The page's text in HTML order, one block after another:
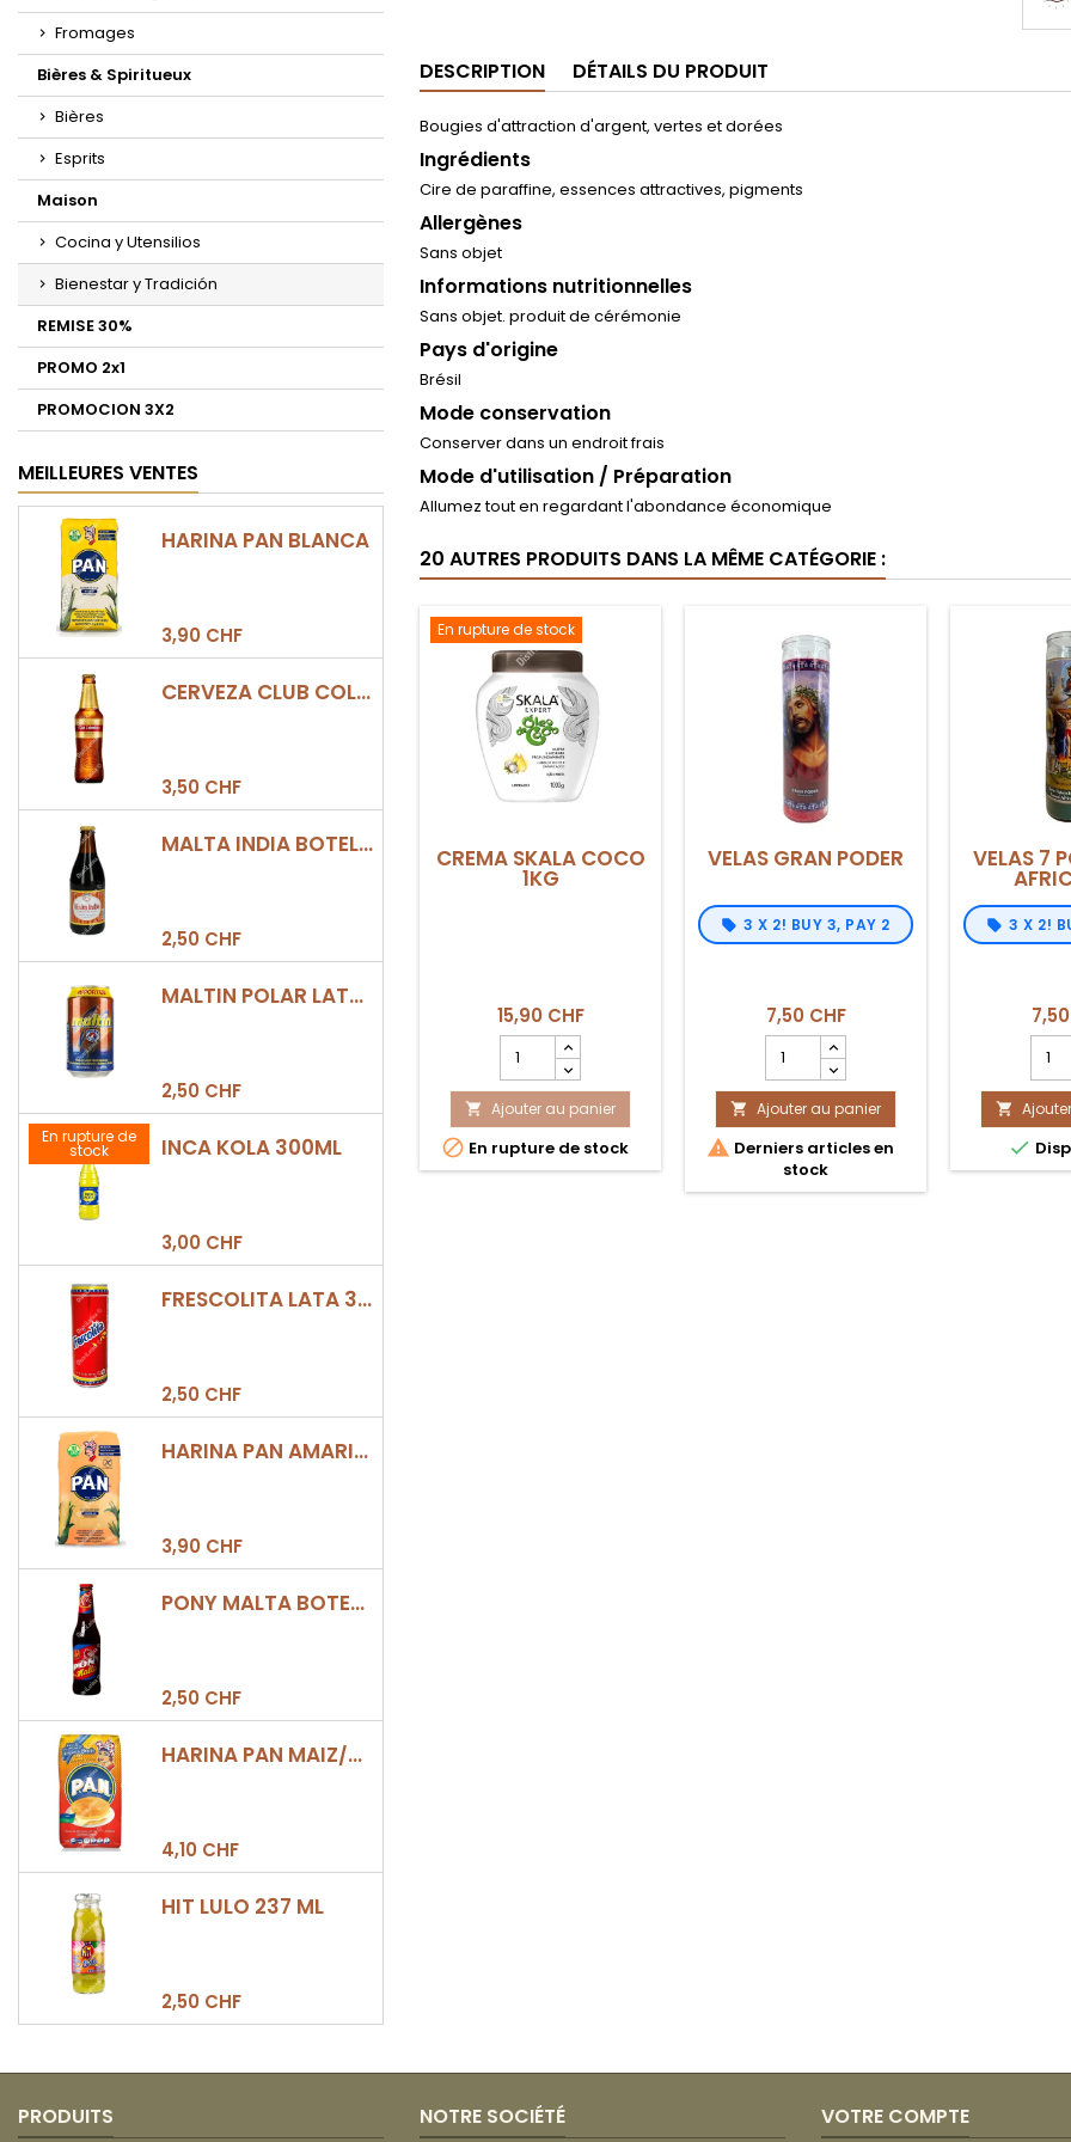
Fromages
Bières & Spiritueux
Bières
Esprits
Maison
Cocina y Utensilios
Bienestar y Tradición
REMISE 30%
PROMO 2x1
PROMOCION 3X2
MEILLEURES VENTES
HARINA PAN BLANCA
3,90 CHF
CERVEZA CLUB COLOMBIA DORADA BOTELLA 330ML
3,50 CHF
MALTA INDIA BOTELLA 355ML
2,50 CHF
MALTIN POLAR LATA 330ML
2,50 CHF
En rupture de
stock INCA KOLA 300ML
3,00 CHF
FRESCOLITA LATA 330ML
2,50 CHF
HARINA PAN AMARILLA
3,90 CHF
PONY MALTA BOTELLA 330ML
2,50 CHF
HARINA PAN MAIZ/DULCE 500GR
4,10 CHF
HIT LULO 237 ML
2,50 CHF
DESCRIPTION DÉTAILS DU PRODUIT
Bougies d'attraction d'argent, vertes et dorées
Ingrédients
Cire de paraffine, essences attractives, pigments
Allergènes
Sans objet
Informations nutritionnelles
Sans objet. produit de cérémonie
Pays d'origine
Brésil
Mode conservation
Conserver dans un endroit frais
Mode d'utilisation / Préparation
Allumez tout en regardant l'abondance économique
20 AUTRES PRODUITS DANS LA MÊME CATÉGORIE :
En rupture de stock
CREMA SKALA COCO
1KG
15,90 CHF
quantité
du
produit
CREMA
SKALA
COCO
 Ajouter au panier
 En rupture de stock
VELAS GRAN PODER
3 X 2! BUY 3, PAY 2
7,50 CHF
quantité
du
produit
VELAS
GRAN
PODER
 Ajouter au panier
 Derniers articles en
stock
VELAS 7
3 X 2!
du
7


PRODUITS NOTRE SOCIÉTÉ VOTRE COMPTE